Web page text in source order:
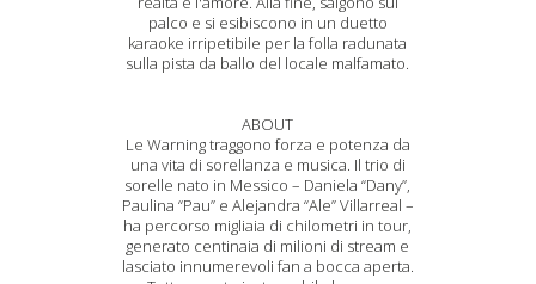
palco e si esibiscono in un duetto
karaoke irripetibile per la folla radunata
sulla pista da ballo del locale malfamato.
ABOUT
Le Warning traggono forza e potenza da
una vita di sorellanza e musica. Il trio di
sorelle nato in Messico – Daniela “Dany”,
Paulina “Pau” e Alejandra “Ale” Villarreal –
ha percorso migliaia di chilometri in tour,
generato centinaia di milioni di stream e
lasciato innumerevoli fan a bocca aperta.